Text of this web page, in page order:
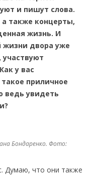
и пишут слова.
а также концерты,
жизнь. И
жизни двора уже
участвуют
у вас
приличное
ведь увидеть
Бондаренко. Фото:
Думаю, что они также